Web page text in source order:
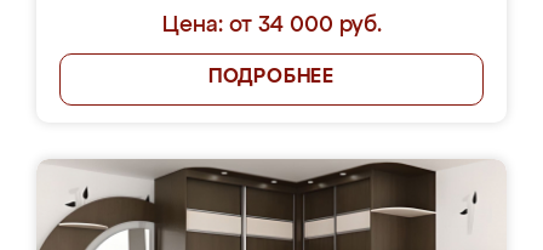
Цена: от 34 000 руб.
ПОДРОБНЕЕ